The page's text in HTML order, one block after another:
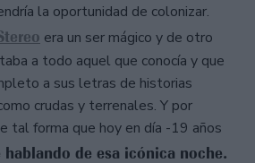
la oportunidad de colonizar.
era un ser mágico y de otro
a todo aquel que conocía y que
a sus letras de historias
crudas y terrenales. Y por
tal forma que hoy en día -19 años
hablando de esa icónica noche.